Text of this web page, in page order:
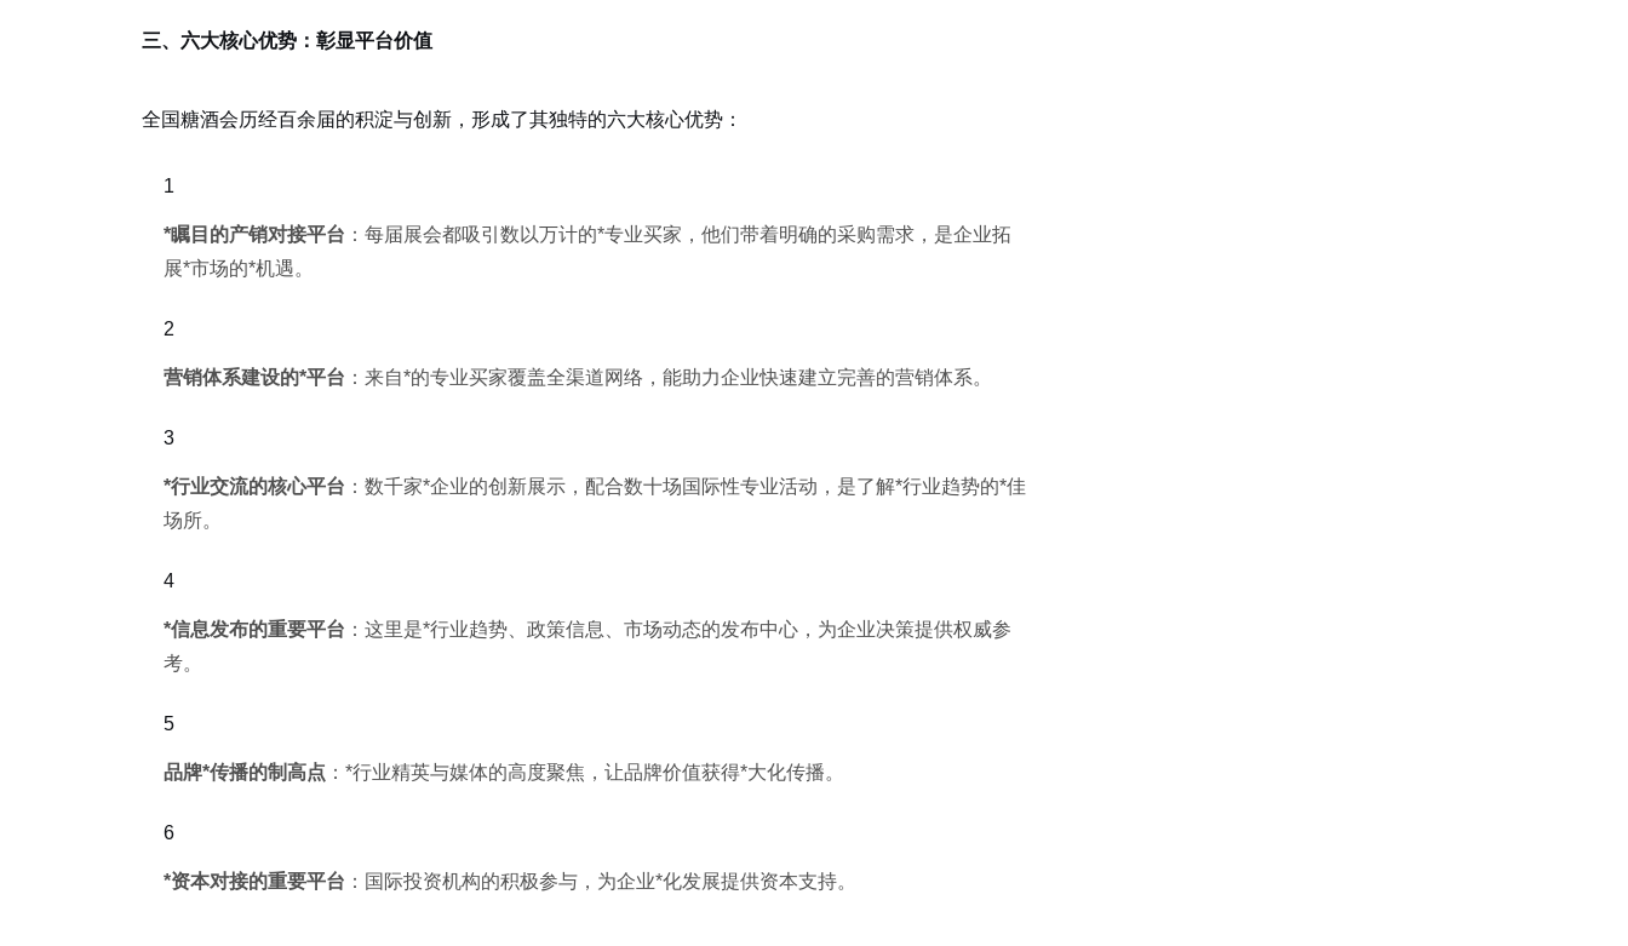
三、六大核心优势：彰显平台价值
全国糖酒会历经百余届的积淀与创新，形成了其独特的六大核心优势：
*瞩目的产销对接平台 ：每届展会都吸引数以万计的*专业买家，他们带着明确的采购需求，是企业拓
展*市场的*机遇。
营销体系建设的*平台 ：来自*的专业买家覆盖全渠道网络，能助力企业快速建立完善的营销体系。
*行业交流的核心平台 ：数千家*企业的创新展示，配合数十场国际性专业活动，是了解*行业趋势的*佳
场所。
*信息发布的重要平台 ：这里是*行业趋势、政策信息、市场动态的发布中心，为企业决策提供权威参
考。
品牌*传播的制高点 ：*行业精英与媒体的高度聚焦，让品牌价值获得*大化传播。
*资本对接的重要平台 ：国际投资机构的积极参与，为企业*化发展提供资本支持。